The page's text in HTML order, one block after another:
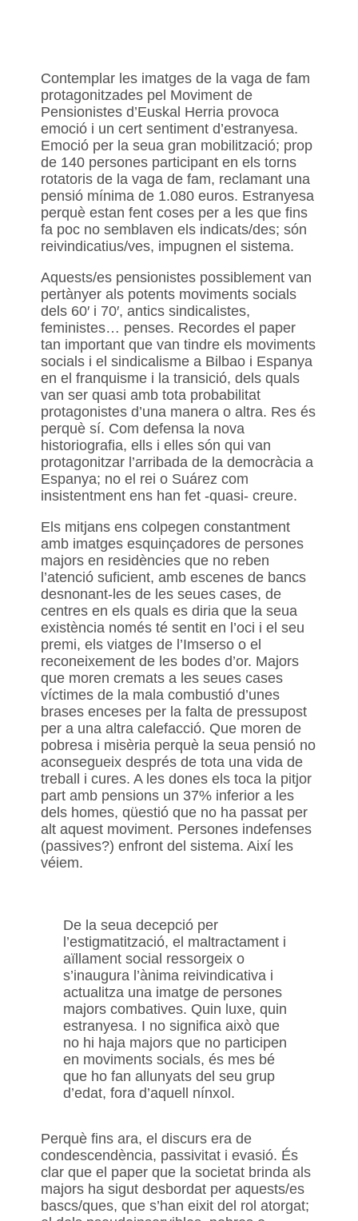
Contemplar les imatges de la vaga de fam
protagonitzades pel Moviment de
Pensionistes d’Euskal Herria provoca
emoció i un cert sentiment d’estranyesa.
Emoció per la seua gran mobilització; prop
de 140 persones participant en els torns
rotatoris de la vaga de fam, reclamant una
pensió mínima de 1.080 euros. Estranyesa
perquè estan fent coses per a les que fins
fa poc no semblaven els indicats/des; són
reivindicatius/ves, impugnen el sistema.
Aquests/es pensionistes possiblement van
pertànyer als potents moviments socials
dels 60′ i 70′, antics sindicalistes,
feministes… penses. Recordes el paper
tan important que van tindre els moviments
socials i el sindicalisme a Bilbao i Espanya
en el franquisme i la transició, dels quals
van ser quasi amb tota probabilitat
protagonistes d’una manera o altra. Res és
perquè sí. Com defensa la nova
historiografia, ells i elles són qui van
protagonitzar l’arribada de la democràcia a
Espanya; no el rei o Suárez com
insistentment ens han fet -quasi- creure.
Els mitjans ens colpegen constantment
amb imatges esquinçadores de persones
majors en residències que no reben
l’atenció suficient, amb escenes de bancs
desnonant-les de les seues cases, de
centres en els quals es diria que la seua
existència només té sentit en l’oci i el seu
premi, els viatges de l’Imserso o el
reconeixement de les bodes d’or. Majors
que moren cremats a les seues cases
víctimes de la mala combustió d’unes
brases enceses per la falta de pressupost
per a una altra calefacció. Que moren de
pobresa i misèria perquè la seua pensió no
aconsegueix després de tota una vida de
treball i cures. A les dones els toca la pitjor
part amb pensions un 37% inferior a les
dels homes, qüestió que no ha passat per
alt aquest moviment. Persones indefenses
(passives?) enfront del sistema. Així les
véiem.
De la seua decepció per
l’estigmatització, el maltractament i
aïllament social ressorgeix o
s’inaugura l’ànima reivindicativa i
actualitza una imatge de persones
majors combatives. Quin luxe, quin
estranyesa. I no significa això que
no hi haja majors que no participen
en moviments socials, és mes bé
que ho fan allunyats del seu grup
d’edat, fora d’aquell nínxol.
Perquè fins ara, el discurs era de
condescendència, passivitat i evasió. És
clar que el paper que la societat brinda als
majors ha sigut desbordat per aquests/es
bascs/ques, que s’han eixit del rol atorgat;